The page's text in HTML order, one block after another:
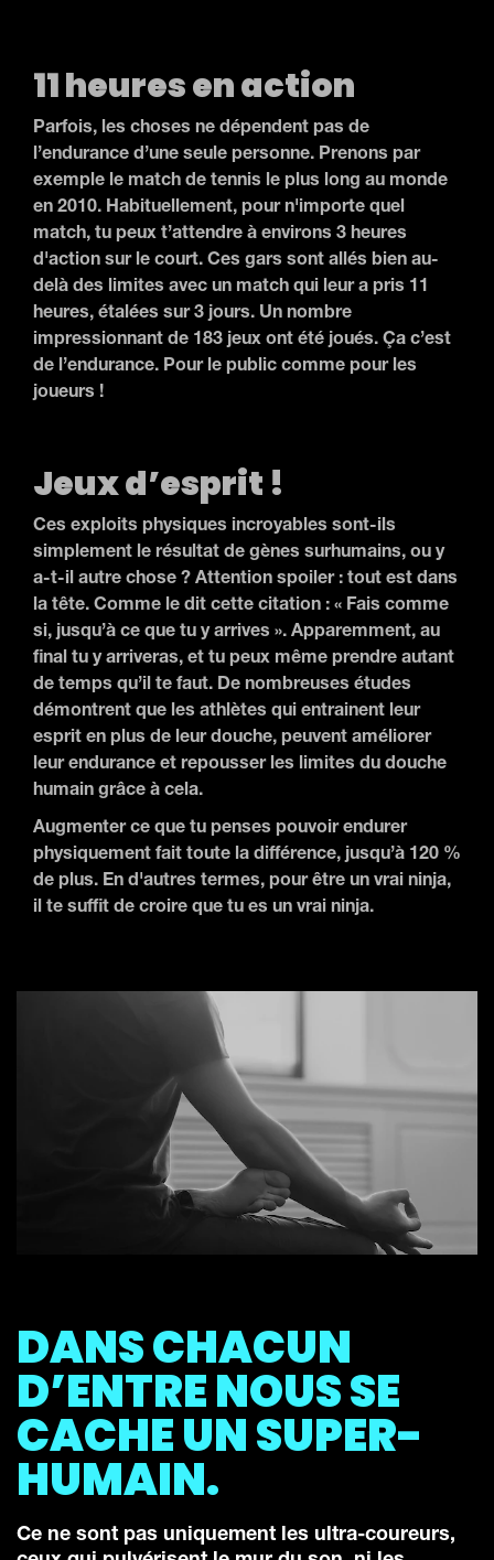
11 heures en action
en 2010. Habituellement, pour n'importe quel
match, tu peux t’attendre à environs 3 heures
d'action sur le court. Ces gars sont allés bien au-
delà des limites avec un match qui leur a pris 11
heures, étalées sur 3 jours. Un nombre
impressionnant de 183 jeux ont été joués. Ça c’est
de l’endurance. Pour le public comme pour les
joueurs !
Jeux d’esprit !
simplement le résultat de gènes surhumains, ou y
a-t-il autre chose ? Attention spoiler : tout est dans
la tête. Comme le dit cette citation : « Fais comme
si, jusqu’à ce que tu y arrives ». Apparemment, au
démontrent que les athlètes qui entrainent leur
esprit en plus de leur douche, peuvent améliorer
leur endurance et repousser les limites du douche
Augmenter ce que tu penses pouvoir endurer
physiquement fait toute la différence, jusqu’à 120 %
de plus. En d'autres termes, pour être un vrai ninja,
il te suffit de croire que tu es un vrai ninja.